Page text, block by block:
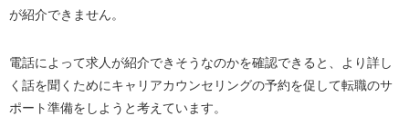
が紹介できません。
電話によって求人が紹介できそうなのかを確認できると、より詳し
く話を聞くためにキャリアカウンセリングの予約を促して転職のサ
ポート準備をしようと考えています。